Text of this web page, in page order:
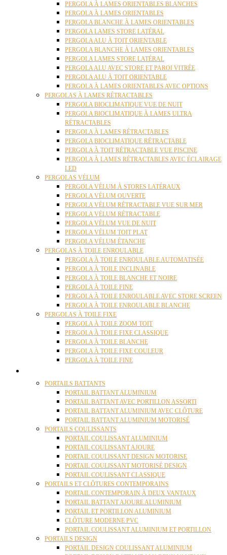
PERGOLA À LAMES ORIENTABLES BLANCHES
PERGOLA À LAMES ORIENTABLES
PERGOLA BLANCHE À LAMES ORIENTABLES
PERGOLA LAMES STORE LATÉRAL
PERGOLA ALU À TOIT ORIENTABLE
PERGOLA BLANCHE À LAMES ORIENTABLES
PERGOLA LAMES STORE LATÉRAL
PERGOLA ALU AVEC STORE ET PAROI VITRÉE
PERGOLA ALU À TOIT ORIENTABLE
PERGOLA À LAMES ORIENTABLES AVEC OPTIONS
PERGOLAS À LAMES RÉTRACTABLES
PERGOLA BIOCLIMATIQUE VUE DE NUIT
PERGOLA BIOCLIMATIQUE À LAMES ULTRA
RÉTRACTABLES
PERGOLA À LAMES RÉTRACTABLES
PERGOLA BIOCLIMATIQUE RÉTRACTABLE
PERGOLA À TOIT RÉTRACTABLE VUE PISCINE
PERGOLA À LAMES RÉTRACTABLES AVEC ÉCLAIRAGE
LED
PERGOLAS VÉLUM
PERGOLA VÉLUM À STORES LATÉRAUX
PERGOLA VÉLUM OUVERTE
PERGOLA VÉLUM RÉTRACTABLE VUE SUR MER
PERGOLA VÉLUM RÉTRACTABLE
PERGOLA VÉLUM VUE DE NUIT
PERGOLA VÉLUM TOIT PLAT
PERGOLA VÉLUM ÉTANCHE
PERGOLAS À TOILE ENROULABLE
PERGOLA À TOILE ENROULABLE AUTOMATISÉE
PERGOLA À TOILE INCLINABLE
PERGOLA À TOILE BLANCHE ET NOIRE
PERGOLA À TOILE FINE
PERGOLA À TOILE ENROULABLE AVEC STORE SCREEN
PERGOLA À TOILE ENROULABLE BLANCHE
PERGOLAS À TOILE FIXE
PERGOLA À TOILE ZOOM TOIT
PERGOLA À TOILE FIXE CLASSIQUE
PERGOLA À TOILE BLANCHE
PERGOLA À TOILE FIXE COULEUR
PERGOLA À TOILE FINE
PORTAILS BATTANTS
PORTAIL BATTANT ALUMINIUM
PORTAIL BATTANT AVEC PORTILLON ASSORTI
PORTAIL BATTANT ALUMINIUM AVEC CLÔTURE
PORTAIL BATTANT ALUMINIUM MOTORISÉ
PORTAILS COULISSANTS
PORTAIL COULISSANT ALUMINIUM
PORTAIL COULISSANT AJOURE
PORTAIL COULISSANT DESIGN MOTORISE
PORTAIL COULISSANT MOTORISÉ DESIGN
PORTAIL COULISSANT CLASSIQUE
PORTAILS ET CLÔTURES CONTEMPORAINS
PORTAIL CONTEMPORAIN À DEUX VANTAUX
PORTAIL BATTANT AJOURE ALUMINIUM
PORTAIL ET PORTILLON ALUMINIUM
CLÔTURE MODERNE PVC
PORTAIL COULISSANT ALUMINIUM ET PORTILLON
PORTAILS DESIGN
PORTAIL DESIGN COULISSANT ALUMINIUM